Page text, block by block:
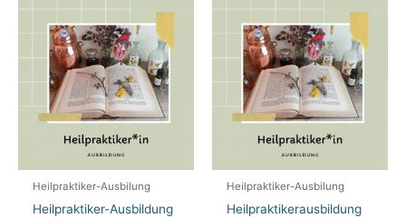
Heilpraktiker-Ausbilung
Heilpraktiker-Ausbildung
Heilpraktiker-Ausbilung
Heilpraktikerausbildung